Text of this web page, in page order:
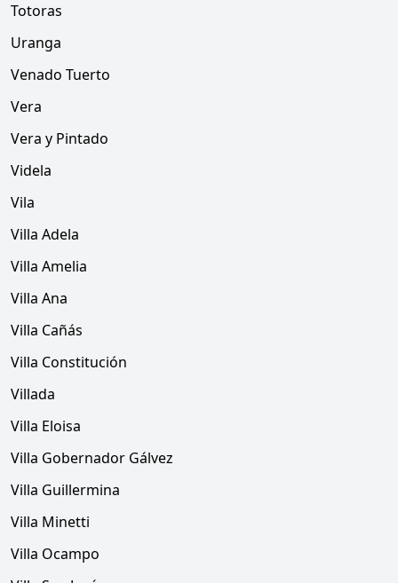
Totoras
Uranga
Venado Tuerto
Vera
Vera y Pintado
Videla
Vila
Villa Adela
Villa Amelia
Villa Ana
Villa Cañás
Villa Constitución
Villada
Villa Eloisa
Villa Gobernador Gálvez
Villa Guillermina
Villa Minetti
Villa Ocampo